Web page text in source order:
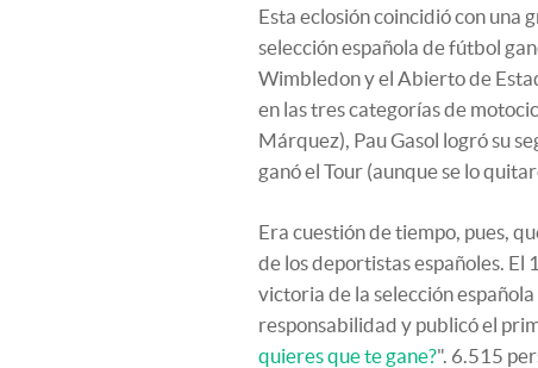
Esta eclosión coincidió con una
selección española de fútbol
Wimbledon y el Abierto de
en las tres categorías de
Márquez), Pau Gasol logró su
ganó el Tour (aunque se lo
Era cuestión de tiempo, pues,
de los deportistas españoles. El
victoria de la selección
responsabilidad y publicó el
quieres que te gane?". 6.515